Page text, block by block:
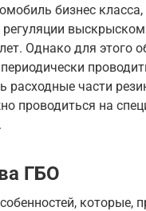
бизнес
Однако для этого
расходные части
проводиться на
ГБО
которые,